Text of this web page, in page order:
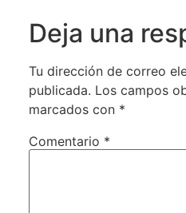
Deja una
Tu dirección de correo
publicada. Los campos
marcados con *
Comentario *